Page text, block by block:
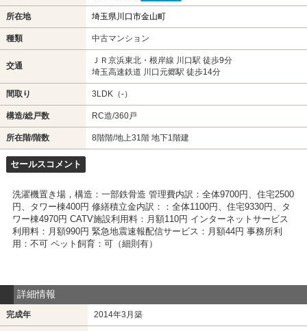
所在地 埼玉県川口市金山町
種類 中古マンション
交通
ＪＲ京浜東北・根岸線 川口駅 徒歩9分
埼玉高速鉄道 川口元郷駅 徒歩14分
間取り 3LDK（-）
構造/総戸数 RC造/360戸
所在階/階数 8階階/地上31階 地下1階建
セールスコメント
洗濯機置き場，構造：一部鉄骨造 管理費内訳：全体9700円、住宅2500
円、タワー棟400円 修繕積立金内訳：：全体1100円、住宅9330円、タ
ワー棟4970円 CATV施設利用料：月額110円 インターネットサービス
利用料：月額990円 緊急地震速報配信サービス：月額44円 事務所利
用：不可 ペット飼育：可（細則有）
詳細情報
完成年 2014年3月築